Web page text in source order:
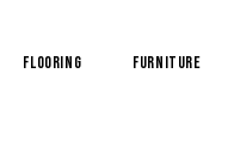
flooring furniture